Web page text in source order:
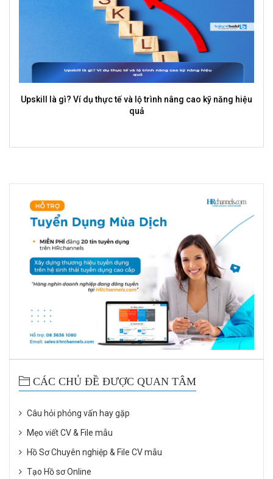
Upskill là gì? Ví dụ thực tế và lộ trình nâng cao kỹ năng hiệu
quả
CÁC CHỦ ĐỀ ĐƯỢC QUAN TÂM
Câu hỏi phỏng vấn hay gặp
Mẹo viết CV & File mẫu
Hồ Sơ Chuyên nghiệp & File CV mẫu
Tạo Hồ sơ Online